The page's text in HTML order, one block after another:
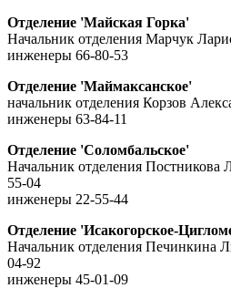
Отделение 'Майская Горка'
Начальник отделения Марчук
инженеры 66-80-53
Отделение 'Маймаксанское'
начальник отделения Корзов
инженеры 63-84-11
Отделение 'Соломбальское'
Начальник отделения
55-04
инженеры 22-55-44
Отделение 'Исакогорское-
Начальник отделения Печинкина
04-92
инженеры 45-01-09